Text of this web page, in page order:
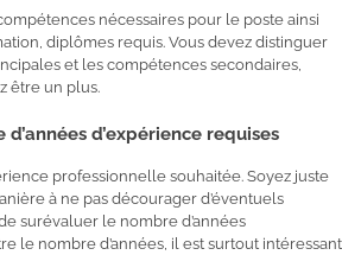
nécessaires pour le poste ainsi
diplômes requis. Vous devez distinguer
et les compétences secondaires,
être un plus.
d’expérience requises
professionnelle souhaitée. Soyez juste
à ne pas décourager d’éventuels
surévaluer le nombre d’années
le nombre d’années, il est surtout intéressant